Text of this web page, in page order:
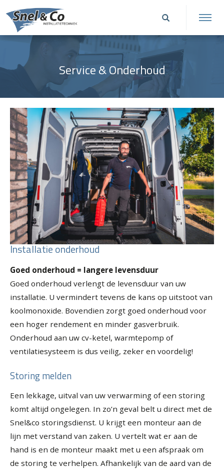
Service & Onderhoud
Installatie onderhoud
Goed onderhoud = langere levensduur
Goed onderhoud verlengt de levensduur van uw
installatie. U vermindert tevens de kans op uitstoot van
koolmonoxide. Bovendien zorgt goed onderhoud voor
een hoger rendement en minder gasverbruik.
Onderhoud aan uw cv-ketel, warmtepomp of
ventilatiesysteem is dus veilig, zeker en voordelig!
Storing melden
Een lekkage, uitval van uw verwarming of een storing
komt altijd ongelegen. In zo’n geval belt u direct met de
Snel&co storingsdienst. U krijgt een monteur aan de
lijn met verstand van zaken. U vertelt wat er aan de
hand is en de monteur maakt met u een afspraak om
de storing te verhelpen. Afhankelijk van de aard van de